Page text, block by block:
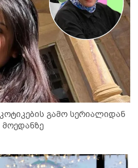
გამო სერიალიდან
მოედანზე